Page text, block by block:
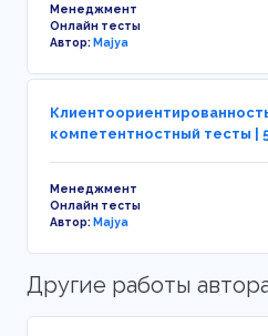
Менеджмент
Онлайн тесты
Автор:Majya
компетентностный тесты |
Менеджмент
Онлайн тесты
Автор:Majya
Другие работы